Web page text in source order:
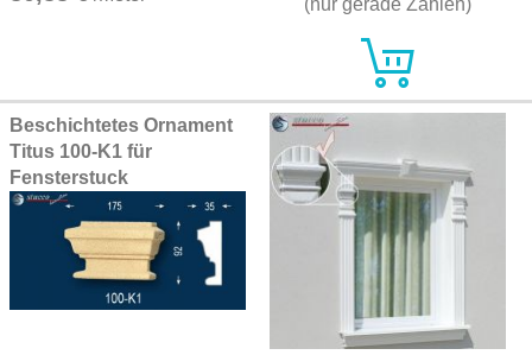
(nur gerade Zahlen)
Beschichtetes Ornament
Titus 100-K1 für
Fensterstuck